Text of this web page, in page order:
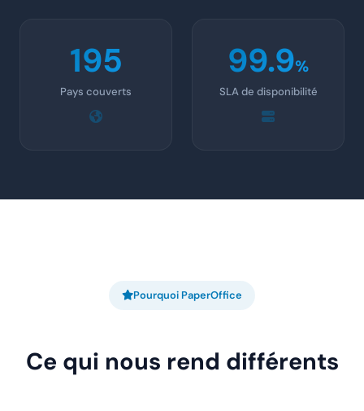
195
Pays couverts
99.9%
SLA de disponibilité
Pourquoi PaperOffice
Ce qui nous rend différents